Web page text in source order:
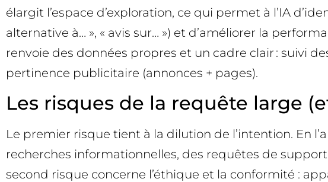
élargit l’espace d’exploration, ce qui permet à l’IA
alternative à… », « avis sur… ») et d’améliorer la
renvoie des données propres et un cadre clair : suivi
pertinence publicitaire (annonces + pages).
Les risques de la requête large
Le premier risque tient à la dilution de l’intention. En
recherches informationnelles, des requêtes de
second risque concerne l’éthique et la conformité :